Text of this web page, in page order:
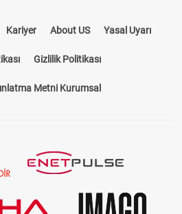
Kariyer About US Yasal Uyarı
Gizlilik Politikası
Metni Kurumsal